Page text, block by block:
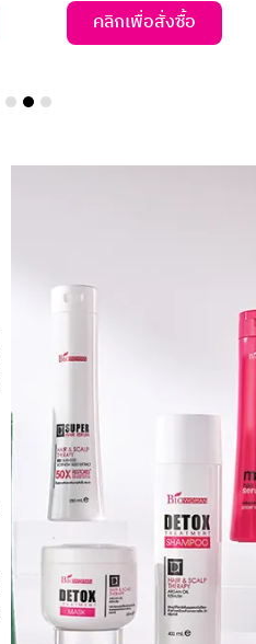
คลิกเพื่อสั่งซื้อ